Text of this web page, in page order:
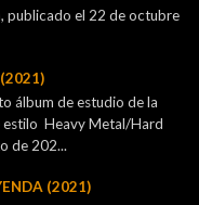
publicado el 22 de octubre
álbum de estudio de la
estilo Heavy Metal/Hard
de 202...
(2021)